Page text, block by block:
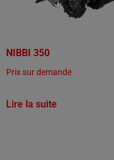
NIBBI 350
Prix sur demande
Lire la suite